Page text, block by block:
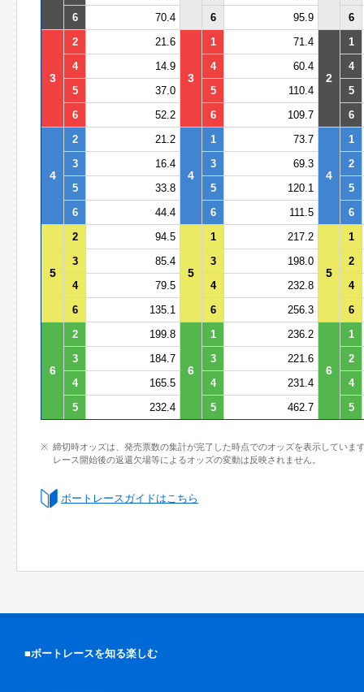
6
70.4 6 95.9 6
3
2 21.6
3
1 71.4
2
1
4
14.9 4 60.4
4
5
37.0 5 110.4
5
6
52.2 6 109.7 6
4
2 21.2
4
1 73.7
4
1
3
16.4 3 69.3
2
5
33.8 5 120.1
5
6
44.4 6 111.5 6
5
2 94.5
5
1 217.2
5
1
3
85.4 3 198.0
2
4
79.5 4 232.8
4
6
135.1 6 256.3 6
6
2 199.8
6
1 236.2
6
1
3
184.7 3 221.6
2
4
165.5 4 231.4
4
5
232.4 5 462.7 5
締切時オッズは、発売票数の集計が完了した時点でのオッズを表示していま
レース開始後の返還欠場等によるオッズの変動は反映されません。
ボートレースガイドはこちら
■ボートレースを知る楽しむ